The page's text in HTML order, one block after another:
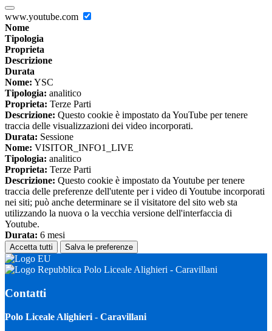
www.youtube.com
Nome
Tipologia
Proprieta
Descrizione
Durata
Nome: YSC
Tipologia: analitico
Proprieta: Terze Parti
Descrizione: Questo cookie è impostato da YouTube per tenere
traccia delle visualizzazioni dei video incorporati.
Durata: Sessione
Nome: VISITOR_INFO1_LIVE
Tipologia: analitico
Proprieta: Terze Parti
Descrizione: Questo cookie è impostato da Youtube per tenere
traccia delle preferenze dell'utente per i video di Youtube incorporati
nei siti; può anche determinare se il visitatore del sito web sta
utilizzando la nuova o la vecchia versione dell'interfaccia di
Youtube.
Durata: 6 mesi
Accetta tutti Salva le preferenze
Polo Liceale Alighieri - Caravillani
Contatti
Polo Liceale Alighieri - Caravillani